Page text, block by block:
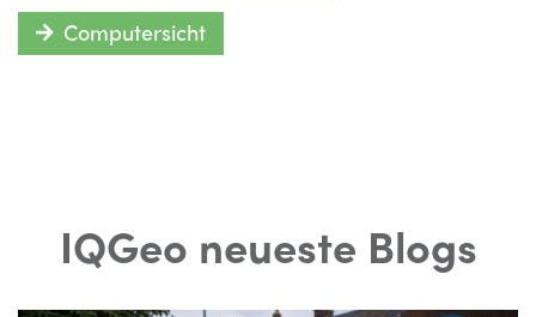
Computersicht
IQGeo neueste Blogs